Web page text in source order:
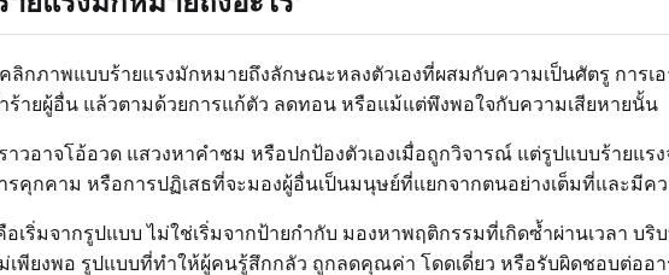
กภาพแบบร้ายแรงมักหมายถึงลักษณะหลงตัวเองที่ผสมกับความเป็นศัตรู การเ
ร้ายผู้อื่น แล้วตามด้วยการแก้ตัว ลดทอน หรือแม้แต่พึงพอใจกับความเสียหายนั้น
วอาจโอ้อวด แสวงหาคำชม หรือปกป้องตัวเองเมื่อถูกวิจารณ์ แต่รูปแบบร้ายแร
คุกคาม หรือการปฏิเสธที่จะมองผู้อื่นเป็นมนุษย์ที่แยกจากตนอย่างเต็มที่และมีคว
เริ่มจากรูปแบบ ไม่ใช่เริ่มจากป้ายกำกับ มองหาพฤติกรรมที่เกิดซ้ำผ่านเวลา บ
เพียงพอ รูปแบบที่ทำให้ผู้คนรู้สึกกลัว ถูกลดคุณค่า โดดเดี่ยว หรือรับผิดชอบต่อ